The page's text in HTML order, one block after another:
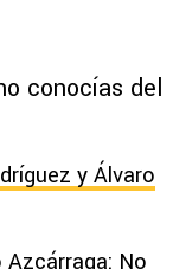
conocías del
y Álvaro
No